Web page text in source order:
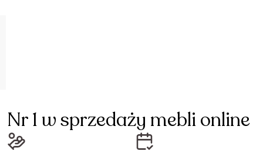
Nr 1 w sprzedaży mebli online